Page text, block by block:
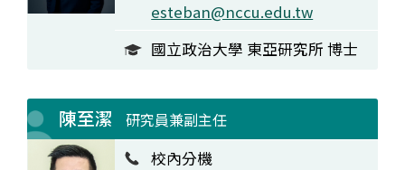
esteban@nccu.edu.tw
國立政治大學 東亞研究所 博士
陳至潔 研究員兼副主任
校內分機